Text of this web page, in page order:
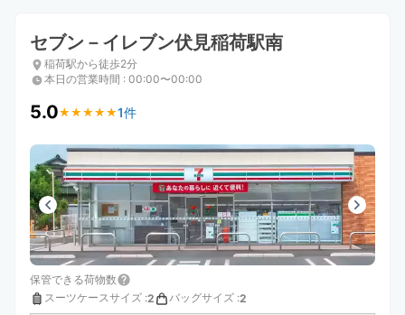
セブン－イレブン伏見稲荷駅南
稲荷駅から徒歩2分
本日の営業時間 : 00:00〜00:00
5.0★ ★ ★ ★ ★
★ ★ ★ ★ ★1件
保管できる荷物数
スーツケースサイズ :2 バッグサイズ :2